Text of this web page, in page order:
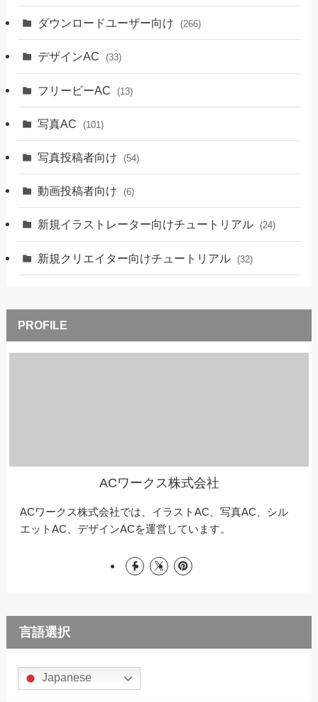
ダウンロードユーザー向け (266)
デザインAC (33)
フリービーAC (13)
写真AC (101)
写真投稿者向け (54)
動画投稿者向け (6)
新規イラストレーター向けチュートリアル (24)
新規クリエイター向けチュートリアル (32)
ACワークス株式会社
ACワークス株式会社では、イラストAC、写真AC、シル
エットAC、デザインACを運営しています。
言語選択
Japanese